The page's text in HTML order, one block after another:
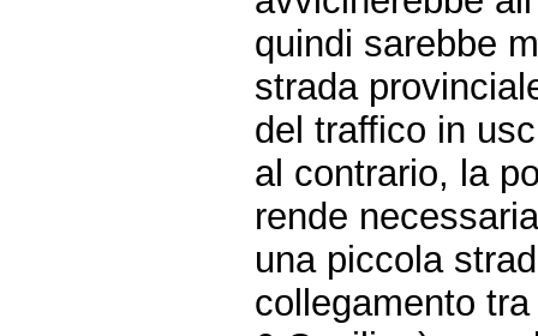
quindi sarebbe
strada
del traffico in
al contrario, la
rende
una piccola
collegamento